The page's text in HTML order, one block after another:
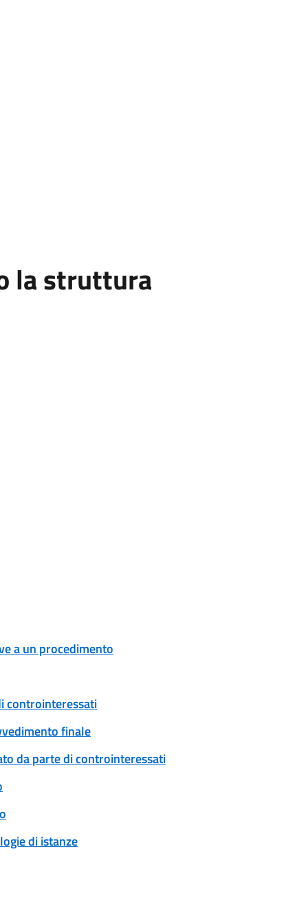
la struttura
a un procedimento
controinteressati
finale
da parte di controinteressati
di istanze